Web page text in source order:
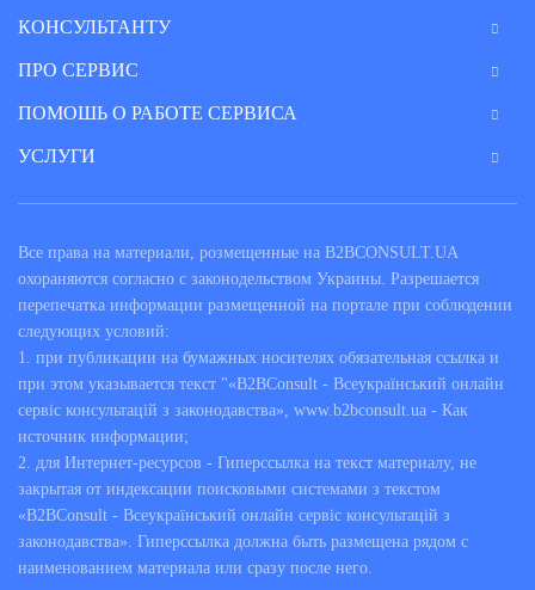
КОНСУЛЬТАНТУ
ПРО СЕРВИС
ПОМОШЬ О РАБОТЕ СЕРВИСА
УСЛУГИ
Все права на материали, розмещенные на B2BCONSULT.UA
охораняются согласно с законодельством Украины. Разрешается
перепечатка информации размещенной на портале при соблюдении
следующих условий:
1. при публикации на бумажных носителях обязательная ссылка и
при этом указывается текст "«B2BConsult - Всеукраїнський онлайн
сервіс консультацій з законодавства», www.b2bconsult.ua - Как
источник информации;
2. для Интернет-ресурсов - Гиперссылка на текст материалу, не
закрытая от индексации поисковыми системами з текстом
«B2BConsult - Всеукраїнський онлайн сервіс консультацій з
законодавства». Гиперссылка должна быть размещена рядом с
наименованием материала или сразу после него.